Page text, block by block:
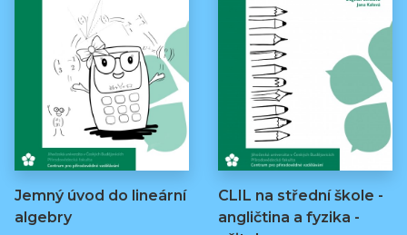
Jemný úvod do lineární
algebry
CLIL na střední škole -
angličtina a fyzika -